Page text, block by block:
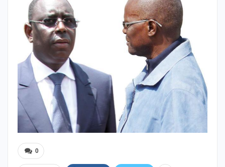
0